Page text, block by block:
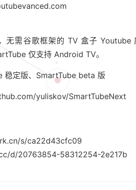
无需谷歌框架的 TV 盒子 Youtube
仅支持 Android TV。
稳定版、SmartTube beta 版
yuliskov/SmartTubeNext
s/ca22d43cfc09
d/20763854-58312254-2e217b